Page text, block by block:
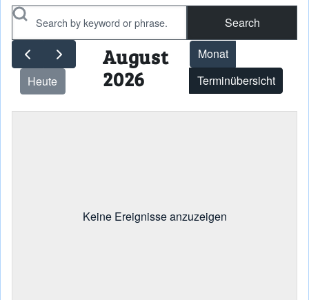
Search
Heute
August
2026
Monat
Terminübersicht
Keine Ereignisse anzuzeigen